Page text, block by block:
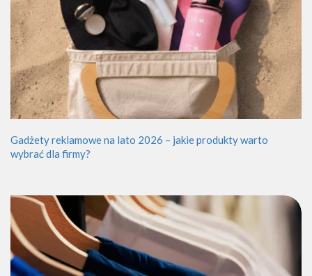
Gadżety reklamowe na lato 2026 – jakie produkty warto
wybrać dla firmy?